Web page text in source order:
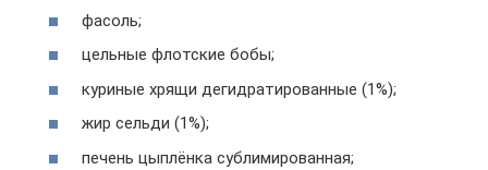
фасоль;
цельные флотские бобы;
куриные хрящи дегидратированные (1%);
жир сельди (1%);
печень цыплёнка сублимированная;